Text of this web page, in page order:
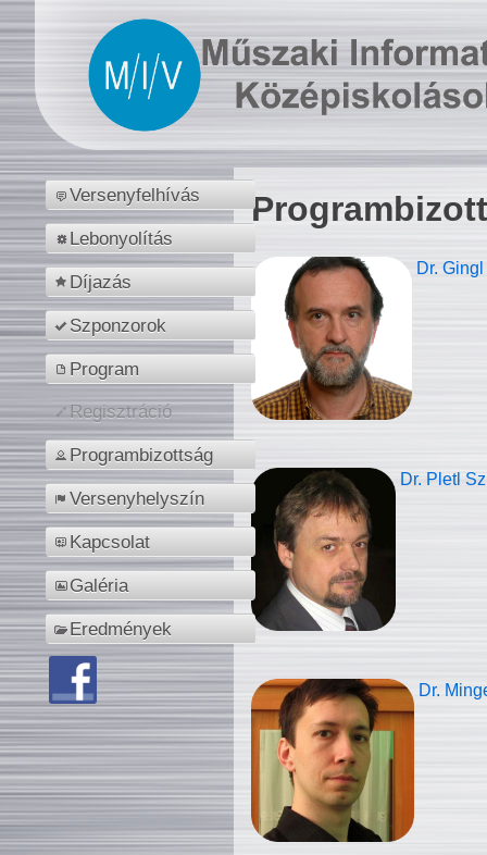
Versenyfelhívás
Lebonyolítás
Díjazás
Szponzorok
Program
Regisztráció
Programbizottság
Versenyhelyszín
Kapcsolat
Galéria
Eredmények
Dr.
Dr. Pletl
Dr.